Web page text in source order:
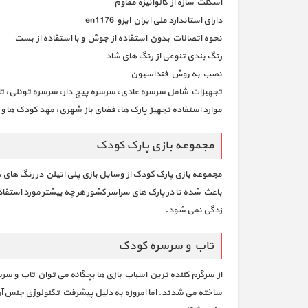
دارای استاندارد ملی ایران ایزو en1176
نحوه اتصالات بدون استفاده از جوش و با استفاده از بست
رنگ بندی تنوعی از رنگ های شاد
نصب به روش فنداسیون
تجهیزات شامل سرسره عادی، سرسره پیچ دار، سرسره تونلی،
موارد استفاده تجهیز پارک ها، فضای باز شهری، مهد کودک ها و
مجموعه بازی پارک کودک
مجموعه بازی پارک کودک از وسایل بازی پلی اتیلن در رنگ
باعث شده تا در پارک های سراسر کشور هر چه بیشتر مورد
زدگی نمی شود.
تاب و سرسره کودک
از سرگرم کننده ترین اسباب بازی ها بچگانه می توان تاب و
ساخته می شدند. اما امروزه به دلیل پیشرفت تکنولوژی جنس